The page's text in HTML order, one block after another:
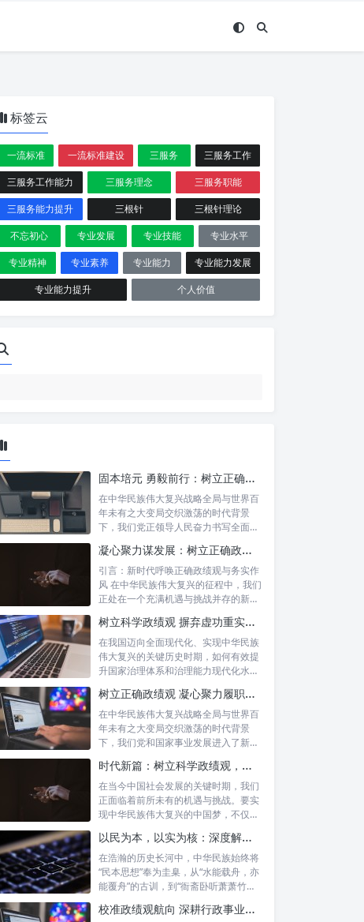
标签云
一流标准 一流标准建设 三服务
三服务工作
三服务工作能力
三服务理念
三服务职能
三服务能力提升
三根针
三根针理论
不忘初心
专业发展 专业技能
专业水平
专业精神
专业素养 专业能力
专业能力发展
专业能力提升
个人价值
固本培元 勇毅前行：树立正确政绩观，坚守初心勇担当的时代命题与实践方略
在中华民族伟大复兴战略全局与世界百
年未有之大变局交织激荡的时代背景
下，我们党正领导人民奋力书写全面建
凝心聚力谋发展：树立正确政绩理念，锤炼务实工作作风
引言：新时代呼唤正确政绩观与务实作
风 在中华民族伟大复兴的征程中，我们
正处在一个充满机遇与挑战并存的新时
树立科学政绩观 摒弃虚功重实绩：迈向高质量发展的必由之路
在我国迈向全面现代化、实现中华民族
伟大复兴的关键历史时期，如何有效提
升国家治理体系和治理能力现代化水
树立正确政绩观 凝心聚力履职尽责：新时代干事创业的根本遵循
在中华民族伟大复兴战略全局与世界百
年未有之大变局交织激荡的时代背景
下，我们党和国家事业发展进入了新的
时代新篇：树立科学政绩观，摒弃虚功重实绩，迈向高质量发展
在当今中国社会发展的关键时期，我们
正面临着前所未有的机遇与挑战。要实
现中华民族伟大复兴的中国梦，不仅需
以民为本，以实为核：深度解析坚守为民初心与正确政绩观念的融合路径
在浩瀚的历史长河中，中华民族始终将
“民本思想”奉为圭臬，从“水能载舟，亦
能覆舟”的古训，到“衙斋卧听萧萧竹，
校准政绩观航向 深耕行政事业本职：新时代高质量发展的核心密码